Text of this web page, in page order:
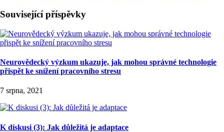
Související příspěvky
Neurovědecký výzkum ukazuje, jak mohou správné technologie
přispět ke snížení pracovního stresu
7 srpna, 2021
K diskusi (3): Jak důležitá je adaptace